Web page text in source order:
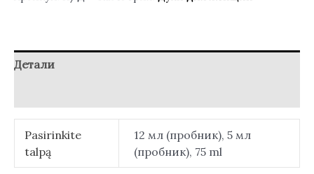
Детали
Pasirinkite
talpą
12 мл (пробник), 5 мл
(пробник), 75 ml